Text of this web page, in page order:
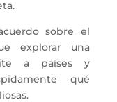
sobre el
explorar una
a países y
qué